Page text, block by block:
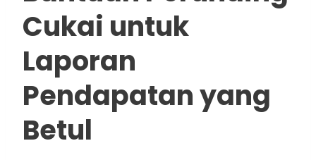
Cukai untuk
Laporan
Pendapatan yang
Betul